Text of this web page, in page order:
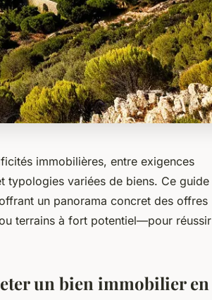
immobilières, entre exigences
typologies variées de biens. Ce guide
un panorama concret des offres
terrains à fort potentiel—pour réussir
un bien immobilier en